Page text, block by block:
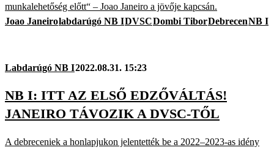
munkalehetőség előtt“ – Joao Janeiro a jövője kapcsán.
Joao Janeirolabdarúgó NB IDVSCDombi TiborDebrecenNB I
Labdarúgó NB I2022.08.31. 15:23
NB I: ITT AZ ELSŐ EDZŐVÁLTÁS!
JANEIRO TÁVOZIK A DVSC-TŐL
A debreceniek a honlapjukon jelentették be a 2022–2023-as idény